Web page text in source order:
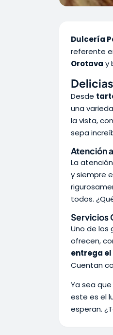
Dulcería
referente
Orotava y
Desde
una
la vista,
sepa
Atención
La
y siempre
todos.
Servicios
Uno de los
ofrecen,
entrega
Cuentan
Ya sea
este es el
esperan.